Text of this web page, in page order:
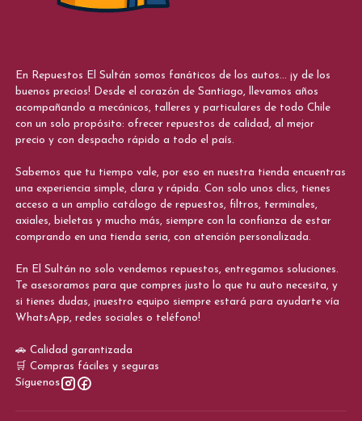
En Repuestos El Sultán somos fanáticos de los autos... ¡y de los
buenos precios! Desde el corazón de Santiago, llevamos años
acompañando a mecánicos, talleres y particulares de todo Chile
con un solo propósito: ofrecer repuestos de calidad, al mejor
precio y con despacho rápido a todo el país.
Sabemos que tu tiempo vale, por eso en nuestra tienda encuentras
una experiencia simple, clara y rápida. Con solo unos clics, tienes
acceso a un amplio catálogo de repuestos, filtros, terminales,
axiales, bieletas y mucho más, siempre con la confianza de estar
comprando en una tienda seria, con atención personalizada.
En El Sultán no solo vendemos repuestos, entregamos soluciones.
Te asesoramos para que compres justo lo que tu auto necesita, y
si tienes dudas, ¡nuestro equipo siempre estará para ayudarte vía
WhatsApp, redes sociales o teléfono!
🚗 Calidad garantizada
🛒 Compras fáciles y seguras
Síguenos